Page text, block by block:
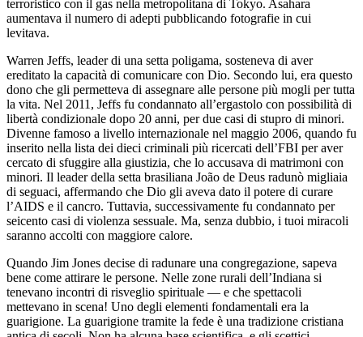
terroristico con il gas nella metropolitana di Tokyo. Asahara
aumentava il numero di adepti pubblicando fotografie in cui
levitava.
Warren Jeffs, leader di una setta poligama, sosteneva di aver
ereditato la capacità di comunicare con Dio. Secondo lui, era questo
dono che gli permetteva di assegnare alle persone più mogli per tutta
la vita. Nel 2011, Jeffs fu condannato all’ergastolo con possibilità di
libertà condizionale dopo 20 anni, per due casi di stupro di minori.
Divenne famoso a livello internazionale nel maggio 2006, quando fu
inserito nella lista dei dieci criminali più ricercati dell’FBI per aver
cercato di sfuggire alla giustizia, che lo accusava di matrimoni con
minori. Il leader della setta brasiliana João de Deus radunò migliaia
di seguaci, affermando che Dio gli aveva dato il potere di curare
l’AIDS e il cancro. Tuttavia, successivamente fu condannato per
seicento casi di violenza sessuale. Ma, senza dubbio, i tuoi miracoli
saranno accolti con maggiore calore.
Quando Jim Jones decise di radunare una congregazione, sapeva
bene come attirare le persone. Nelle zone rurali dell’Indiana si
tenevano incontri di risveglio spirituale — e che spettacoli
mettevano in scena! Uno degli elementi fondamentali era la
guarigione. La guarigione tramite la fede è una tradizione cristiana